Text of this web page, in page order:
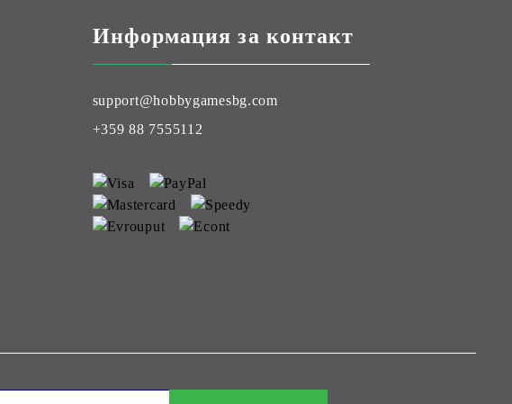
Информация за контакт
support@hobbygamesbg.com
+359 88 7555112